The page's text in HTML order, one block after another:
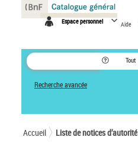
Espace personnel Aide
Tout
Recherche avancée
Accueil Liste de notices d’autorité
Panneau de gestion des cookies